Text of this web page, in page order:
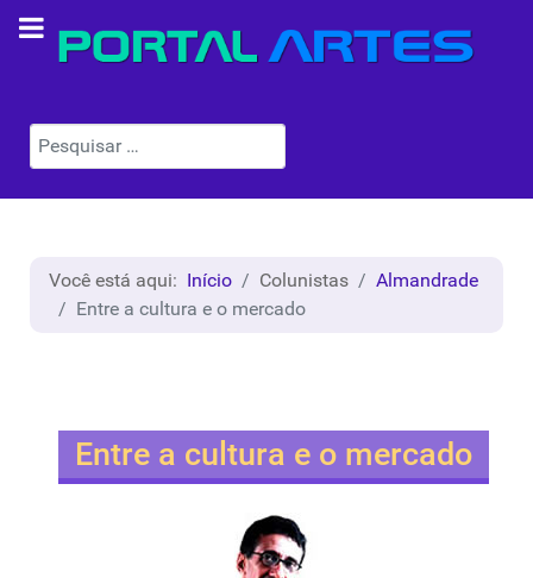
Pesquisar
Você está aqui: Início Colunistas
Almandrade
Entre a cultura e o mercado
Entre a cultura e o mercado